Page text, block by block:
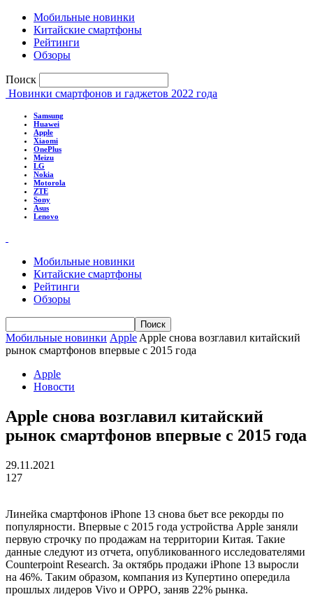
Мобильные новинки
Китайские смартфоны
Рейтинги
Обзоры
Поиск
Новинки смартфонов и гаджетов 2022 года
Samsung
Huawei
Apple
Xiaomi
OnePlus
Meizu
LG
Nokia
Motorola
ZTE
Sony
Asus
Lenovo
Мобильные новинки
Китайские смартфоны
Рейтинги
Обзоры
Мобильные новинки Apple Apple снова возглавил китайский
рынок смартфонов впервые с 2015 года
Apple
Новости
Apple снова возглавил китайский
рынок смартфонов впервые с 2015 года
29.11.2021
127
Линейка смартфонов iPhone 13 снова бьет все рекорды по
популярности. Впервые с 2015 года устройства Apple заняли
первую строчку по продажам на территории Китая. Такие
данные следуют из отчета, опубликованного исследователями
Counterpoint Research. За октябрь продажи iPhone 13 выросли
на 46%. Таким образом, компания из Купертино опередила
прошлых лидеров Vivo и OPPO, заняв 22% рынка.